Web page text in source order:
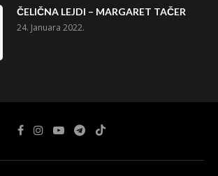
ČELIČNA LEJDI – MARGARET TAČER
24. Januara 2022.